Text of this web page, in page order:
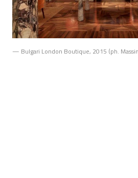
— Bulgari London Boutique, 2015 (ph.